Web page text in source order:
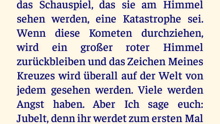
das Schauspiel, das sie am Himmel
sehen werden, eine Katastrophe sei.
Wenn diese Kometen durchziehen,
wird ein großer roter Himmel
zurückbleiben und das Zeichen Meines
Kreuzes wird überall auf der Welt von
jedem gesehen werden. Viele werden
Angst haben. Aber Ich sage euch:
Jubelt, denn ihr werdet zum ersten Mal